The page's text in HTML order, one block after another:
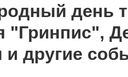
день
"Гринпис",
и другие